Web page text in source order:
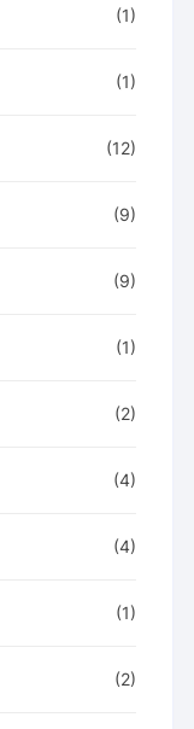
(1)
(1)
(12)
(9)
(9)
(1)
(2)
(4)
(4)
(1)
(2)